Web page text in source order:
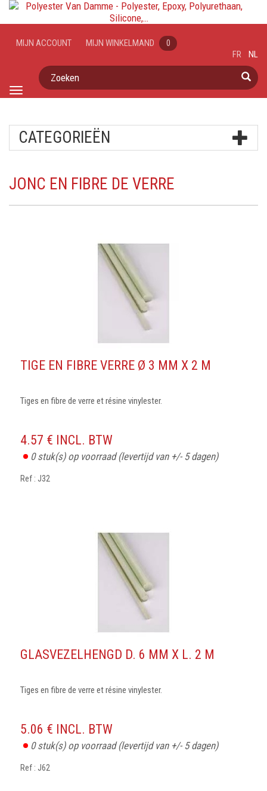
Toggle
MIJN ACCOUNT MIJN WINKELMAND 0
Zoeken
FR NL
CATEGORIEËN
JONC EN FIBRE DE VERRE
TIGE EN FIBRE VERRE Ø 3 MM X 2 M
Tiges en fibre de verre et résine vinylester.
4.57 € INCL. BTW
0stuk(s) op voorraad(levertijd van +/- 5 dagen)
Ref : J32
GLASVEZELHENGD D. 6 MM X L. 2 M
Tiges en fibre de verre et résine vinylester.
5.06 € INCL. BTW
0stuk(s) op voorraad(levertijd van +/- 5 dagen)
Ref : J62